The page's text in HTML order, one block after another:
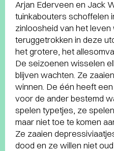
Arjan Ederveen en Jack
tuinkabouters schoffelen
zinloosheid van het
teruggetrokken in deze
het grotere, het
De seizoenen wisselen
blijven wachten. Ze
winnen. De één heeft
voor de ander bestemd
spelen typetjes, ze
maar niet toe te komen
Ze zaaien
dood en ze willen niet